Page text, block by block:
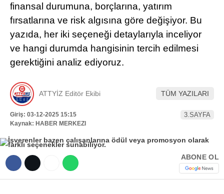
Facebook
Youtube
Telegram
finansal durumuna, borçlarına, yatırım
fırsatlarına ve risk algısına göre değişiyor. Bu
yazıda, her iki seçeneği detaylarıyla inceliyor
ve hangi durumda hangisinin tercih edilmesi
gerektiğini analiz ediyoruz.
ATTYİZ Editör Ekibi TÜM YAZILARI
Giriş: 03-12-2025 15:15
Kaynak: HABER MERKEZI
3.SAYFA
ABONE OL